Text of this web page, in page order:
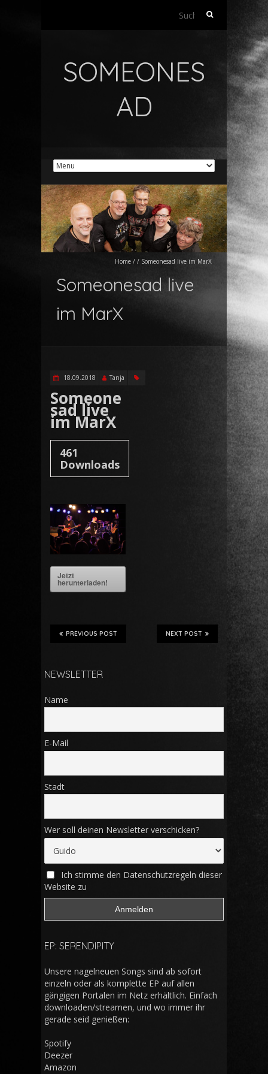
Suchen
SOMEONES
AD
Home / / Someonesad live im MarX
Someonesad live
im MarX
18.09.2018 Tanja
Someone
sad live
im MarX
461
Downloads
Jetzt
herunterladen!
NEXT POST
PREVIOUS POST
NEWSLETTER
Name
E-Mail
Stadt
Wer soll deinen Newsletter verschicken?
Ich stimme den Datenschutzregeln dieser
Website zu
EP: SERENDIPITY
Unsere nagelneuen Songs sind ab sofort
einzeln oder als komplette EP auf allen
gängigen Portalen im Netz erhältlich. Einfach
downloaden/streamen, und wo immer ihr
gerade seid genießen:
Spotify
Deezer
Amazon